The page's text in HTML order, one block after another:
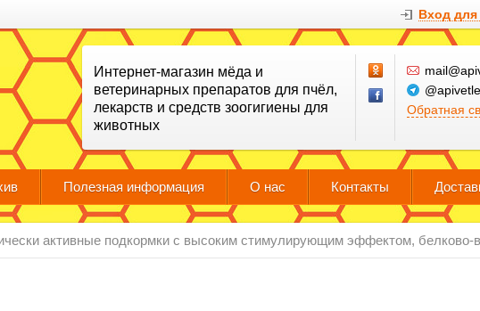
Вход для
Интернет-магазин мёда и
ветеринарных препаратов для пчёл,
лекарств и средств зоогигиены для
животных
Обратная
Полезная информация О нас Контакты
активные подкормки с высоким стимулирующим эффектом, белково-